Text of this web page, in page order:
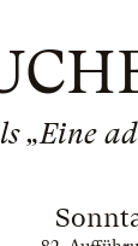
„Eine